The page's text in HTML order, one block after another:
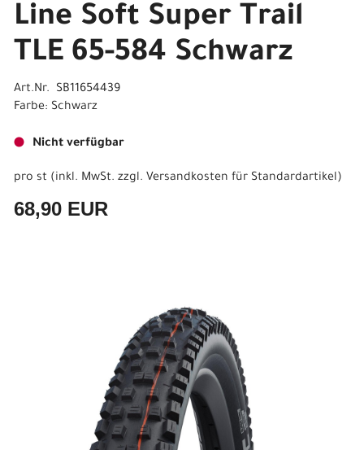
Line Soft Super Trail
TLE 65-584 Schwarz
Art.Nr. SB11654439
Farbe: Schwarz
Nicht verfügbar
pro st (inkl. MwSt. zzgl. Versandkosten für Standardartikel)
68,90 EUR